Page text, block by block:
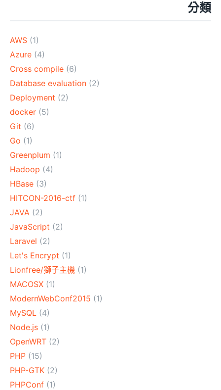
分類
AWS (1)
Azure (4)
Cross compile (6)
Database evaluation (2)
Deployment (2)
docker (5)
Git (6)
Go (1)
Greenplum (1)
Hadoop (4)
HBase (3)
HITCON-2016-ctf (1)
JAVA (2)
JavaScript (2)
Laravel (2)
Let's Encrypt (1)
Lionfree/獅子主機 (1)
MACOSX (1)
ModernWebConf2015 (1)
MySQL (4)
Node.js (1)
OpenWRT (2)
PHP (15)
PHP-GTK (2)
PHPConf (1)